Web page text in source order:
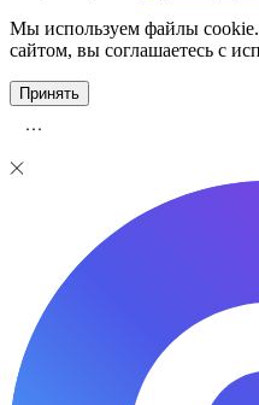
Мы используем файлы cookie.
сайтом, вы соглашаетесь с
Принять